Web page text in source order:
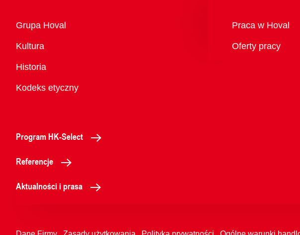
Przegląd
Grupa Hoval
Kultura
Historia
Kodeks etyczny
Przegląd
Praca w Hoval
Oferty pracy
Program HK-Select
Referencje
Aktualności i prasa